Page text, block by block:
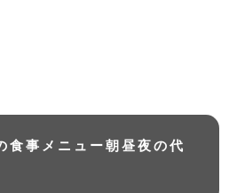
食事メニュー朝昼夜の代